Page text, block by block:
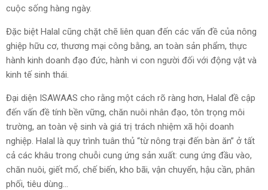
cuộc sống hàng ngày.
Đặc biệt Halal cũng chặt chẽ liên quan đến các vấn đề của nông
ghiệp hữu cơ, thương mại công bằng, an toàn sản phẩm, thực
hành kinh doanh đạo đức, hành vi con người đối với động vật và
kinh tế sinh thái.
Đại diện ISAWAAS cho rằng một cách rõ ràng hơn, Halal đề cập
đến vấn đề tính bền vững, chăn nuôi nhân đạo, tôn trọng môi
trường, an toàn vệ sinh và giá trị trách nhiệm xã hội doanh
nghiệp. Halal là quy trình tuân thủ “từ nông trại đến bàn ăn” ở tất
cả các khâu trong chuỗi cung ứng sản xuất: cung ứng đầu vào,
chăn nuôi, giết mổ, chế biến, kho bãi, vận chuyển, hậu cần, phân
phối, tiêu dùng...